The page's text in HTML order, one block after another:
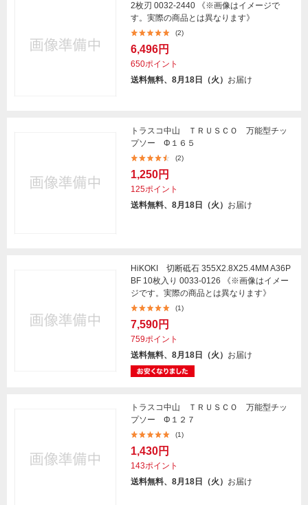
2枚刃 0032-2440 《※画像はイメージで
す。実際の商品とは異なります》
(2)
6,496円
650ポイント
送料無料、8月18日（火） お届け
トラスコ中山 ＴＲＵＳＣＯ 万能型チッ
プソー Φ１６５
(2)
1,250円
125ポイント
送料無料、8月18日（火） お届け
HiKOKI 切断砥石 355X2.8X25.4MM A36P
BF 10枚入り 0033-0126 《※画像はイメー
ジです。実際の商品とは異なります》
(1)
7,590円
759ポイント
送料無料、8月18日（火） お届け
トラスコ中山 ＴＲＵＳＣＯ 万能型チッ
プソー Φ１２７
(1)
1,430円
143ポイント
送料無料、8月18日（火） お届け